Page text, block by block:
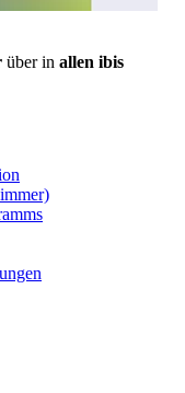
über in allen ibis